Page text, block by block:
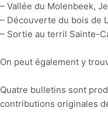
– Vallée du Molenbeek,
– Découverte du bois de
– Sortie au terril Sainte-
On peut également y
Quatre bulletins sont
contributions originales